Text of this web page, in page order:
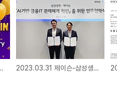
소울바운드 토큰’ 지급 이벤트 진행 2023.03.31 제이슨-삼성생명, ‘AI 기반 금융 IT 관제시스템 공동개발 MOU’ 체결